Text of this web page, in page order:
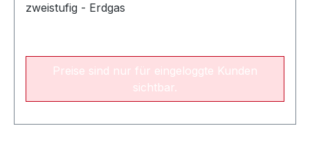
zweistufig - Erdgas
Preise sind nur für eingeloggte Kunden
sichtbar.